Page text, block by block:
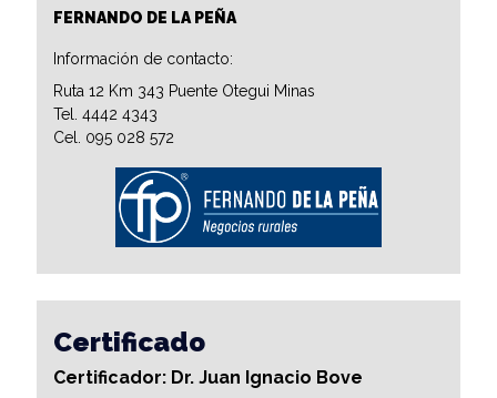
FERNANDO DE LA PEÑA
Información de contacto:
Ruta 12 Km 343 Puente Otegui Minas
Tel. 4442 4343
Cel. 095 028 572
Certificado
Certificador: Dr. Juan Ignacio Bove